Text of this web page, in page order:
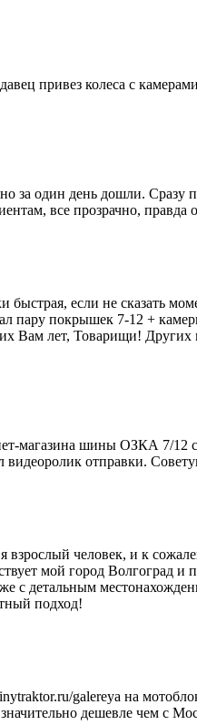
привез колеса с
за один день дошли. Сразу
все прозрачно, правда
если не сказать
пару покрышек 7-12 +
Вам лет, Товарищи!
магазина шины ОЗКА 7/
отправки.
человек, и к
мой город Волгоград
с детальным
подход!
galereya на
дешевле чем с